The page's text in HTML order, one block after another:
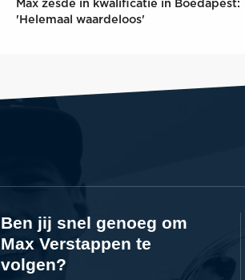
Max zesde in kwalificatie in Boedapest:
'Helemaal waardeloos'
Ben jij snel genoeg om
Max Verstappen te
volgen?